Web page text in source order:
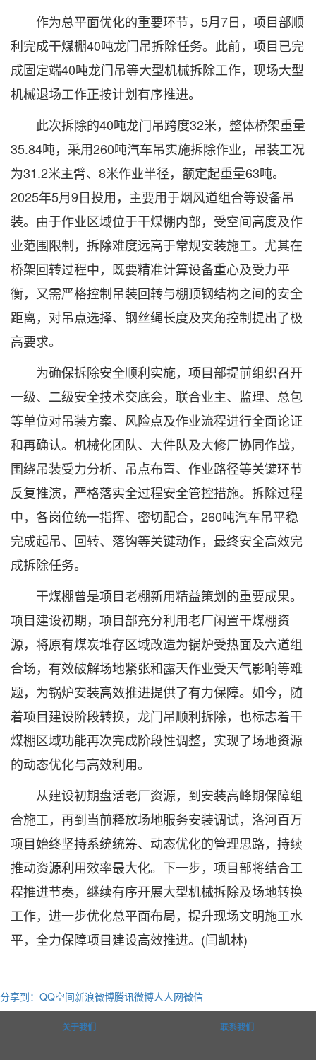
作为总平面优化的重要环节，5月7日，项目部顺
利完成干煤棚40吨龙门吊拆除任务。此前，项目已完
成固定端40吨龙门吊等大型机械拆除工作，现场大型
机械退场工作正按计划有序推进。
此次拆除的40吨龙门吊跨度32米，整体桥架重量
35.84吨，采用260吨汽车吊实施拆除作业，吊装工况
为31.2米主臂、8米作业半径，额定起重量63吨。
2025年5月9日投用，主要用于烟风道组合等设备吊
装。由于作业区域位于干煤棚内部，受空间高度及作
业范围限制，拆除难度远高于常规安装施工。尤其在
桥架回转过程中，既要精准计算设备重心及受力平
衡，又需严格控制吊装回转与棚顶钢结构之间的安全
距离，对吊点选择、钢丝绳长度及夹角控制提出了极
高要求。
为确保拆除安全顺利实施，项目部提前组织召开
一级、二级安全技术交底会，联合业主、监理、总包
等单位对吊装方案、风险点及作业流程进行全面论证
和再确认。机械化团队、大件队及大修厂协同作战，
围绕吊装受力分析、吊点布置、作业路径等关键环节
反复推演，严格落实全过程安全管控措施。拆除过程
中，各岗位统一指挥、密切配合，260吨汽车吊平稳
完成起吊、回转、落钩等关键动作，最终安全高效完
成拆除任务。
干煤棚曾是项目老棚新用精益策划的重要成果。
项目建设初期，项目部充分利用老厂闲置干煤棚资
源，将原有煤炭堆存区域改造为锅炉受热面及六道组
合场，有效破解场地紧张和露天作业受天气影响等难
题，为锅炉安装高效推进提供了有力保障。如今，随
着项目建设阶段转换，龙门吊顺利拆除，也标志着干
煤棚区域功能再次完成阶段性调整，实现了场地资源
的动态优化与高效利用。
从建设初期盘活老厂资源，到安装高峰期保障组
合施工，再到当前释放场地服务安装调试，洛河百万
项目始终坚持系统统筹、动态优化的管理思路，持续
推动资源利用效率最大化。下一步，项目部将结合工
程推进节奏，继续有序开展大型机械拆除及场地转换
工作，进一步优化总平面布局，提升现场文明施工水
平，全力保障项目建设高效推进。(闫凯林)
分享到： QQ空间新浪微博腾讯微博人人网微信
关于我们 联系我们